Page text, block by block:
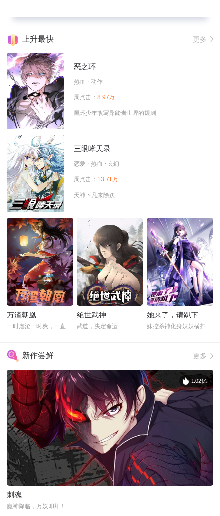
上升最快 更多
恶之环
热血 动作
周点击： 8.97万
黑环少年改写异能者世界的规则
三眼哮天录
恋爱 热血 玄幻
周点击： 13.71万
天神下凡来除妖
万渣朝凰
一时虐渣一时爽，一直虐渣一直爽
绝世武神
武道，决定命运
她来了，请趴下
妹控杀神化身妹妹横扫娱乐圈
新作尝鲜 更多
刺魂
魔神降临，万妖叩拜！
1.02亿